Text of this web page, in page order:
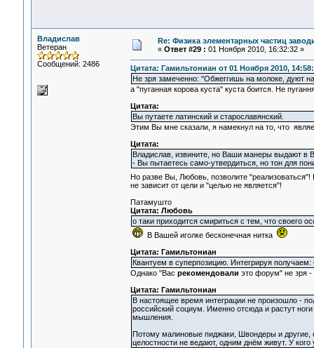
Владислав
Ветеран
Сообщений: 2486
Re: Физика элементарных частиц
« Ответ #29 : 01 Ноября 2010, 16:32:32 »
Цитата: Гамильтониан от 01 Ноября 2010,
Не зря замеченно: "Обжеггишь на молоке, дуют
а "пуганная корова куста" куста боится. Не
Цитата:
Вы путаете латинский и старославянский.
Этим Вы мне сказали, я намекнул на то, что
Цитата:
Владислав, извините, но Ваши манеры выдают в
- Вы пытаетесь само-утвердиться, но тон для
Но разве Вы, Любовь, позволите
не зависит от цели и "целью не является"!
Патамушто
Цитата: Любовь
о таки приходится смириться с тем, что своего
В Вашей иголке бесконечная нитка
Цитата: Гамильтониан
Квантуем в суперпозицию. Интегрируя
Однако "Вас рекомендовали это форум" не зря
Цитата: Гамильтониан
В настоящее время интеграции не произошло -
российский социум. Именно отсюда и растут
мышления.
Потому малиновые пиджаки, Швондеры и другие,
целостности не ведают, одним днём живут. У кого